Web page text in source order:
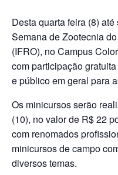
Desta quarta feira (8)
Semana de Zootecnia
(IFRO), no Campus
com participação
e público em geral para
Os minicursos serão
(10), no valor de R$ 22
com renomados
minicursos de campo
diversos temas.